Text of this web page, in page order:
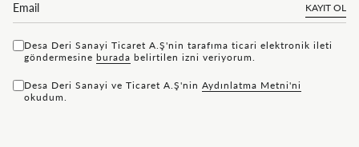
KAYIT OL
Desa Deri Sanayi Ticaret A.Ş'nin tarafıma ticari elektronik ileti
göndermesine bu rada belirtilen izni veriyorum.
Desa Deri Sanayi ve Ticaret A.Ş'nin Aydınlatma Metni'ni
okudum.